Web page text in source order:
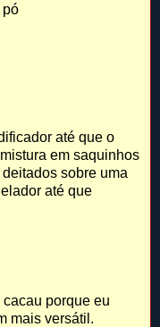
pó
até que o
em saquinhos
sobre uma
até que
porque eu
mais versátil.